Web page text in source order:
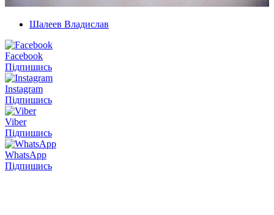
Шалеев Владислав
Facebook
Підпишись
Instagram
Підпишись
Viber
Підпишись
WhatsApp
Підпишись